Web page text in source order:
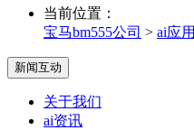
当前位置：
宝马bm555公司 > ai应用
新闻互动
关于我们
ai资讯